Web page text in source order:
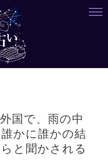
国で、雨の中
かに誰かの結
と聞かされる